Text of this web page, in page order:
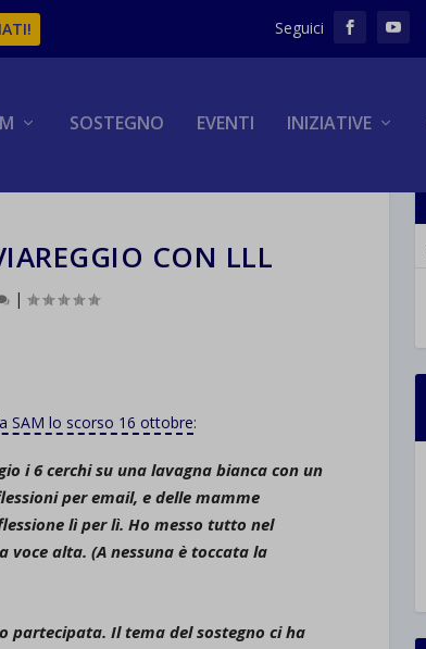
SOSTEGNO EVENTI INIZIATIVE
CON LLL
|
SAM lo scorso 16 ottobre:
i 6 cerchi su una lavagna bianca con un
per email, e delle mamme
lì per lì. Ho messo tutto nel
voce alta. (A nessuna è toccata la
partecipata. Il tema del sostegno ci ha